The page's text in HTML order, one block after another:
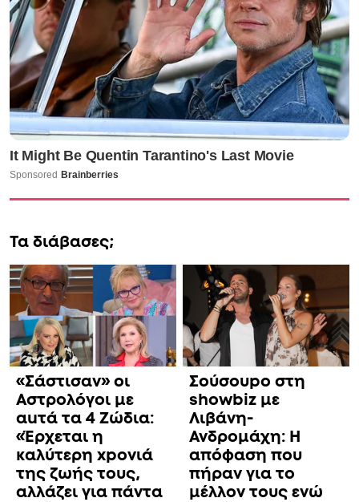
Τα διάβασες;
«Σάστισαν» οι
Αστρολόγοι με
αuτά τα 4 Zώδια:
«Έρχεται η
καλύτερη xpoνιά
της ζωής τους,
αλλάζει για πάντα
Σούσουpo στη
showbiz με
Λιβάνη-
Ανδρομάχη: Η
απόφαση που
πήραν για το
μέλλον τους ενώ